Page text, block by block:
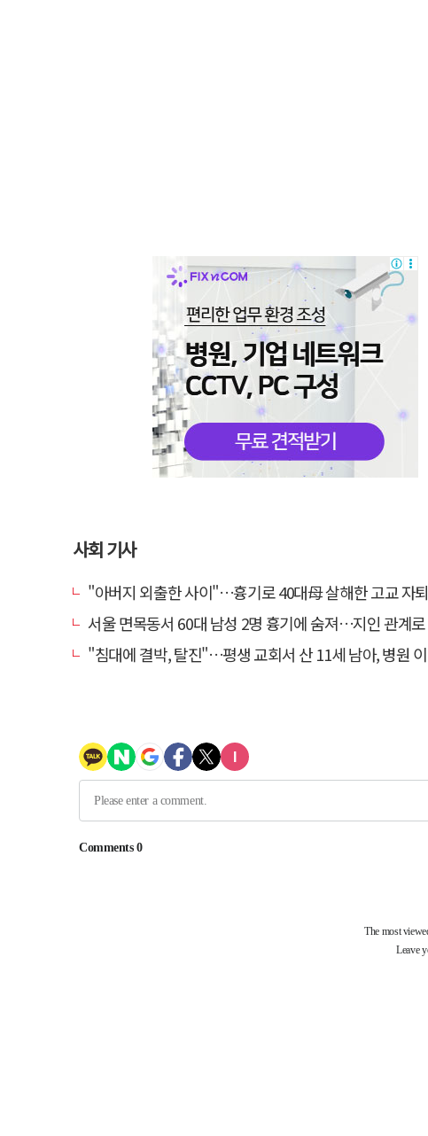
사회 기사
"아버지 외출한 사이"…흉기로 40대母 살해한 고교 자퇴생, 구속 기로에
서울 면목동서 60대 남성 2명 흉기에 숨져…지인 관계로 추정
"침대에 결박, 탈진"…평생 교회서 산 11세 남아, 병원 이송 끝 숨져